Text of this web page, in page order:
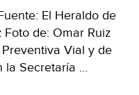
El Heraldo de
de: Omar Ruiz
Vial y de
la Secretaría …